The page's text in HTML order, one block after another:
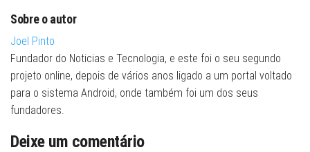
Sobre o autor
Joel Pinto
Fundador do Noticias e Tecnologia, e este foi o seu segundo
projeto online, depois de vários anos ligado a um portal voltado
para o sistema Android, onde também foi um dos seus
fundadores.
Deixe um comentário